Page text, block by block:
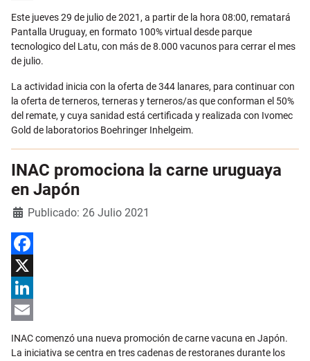
Email
Este jueves 29 de julio de 2021, a partir de la hora 08:00, rematará
Pantalla Uruguay, en formato 100% virtual desde parque
tecnologico del Latu, con más de 8.000 vacunos para cerrar el mes
de julio.
La actividad inicia con la oferta de 344 lanares, para continuar con
la oferta de terneros, terneras y terneros/as que conforman el 50%
del remate, y cuya sanidad está certificada y realizada con Ivomec
Gold de laboratorios Boehringer Inhelgeim.
INAC promociona la carne uruguaya
en Japón
DetallesPublicado: 26 Julio 2021
Facebook
X
LinkedIn
INAC comenzó una nueva promoción de carne vacuna en Japón.
La iniciativa se centra en tres cadenas de restoranes durante los